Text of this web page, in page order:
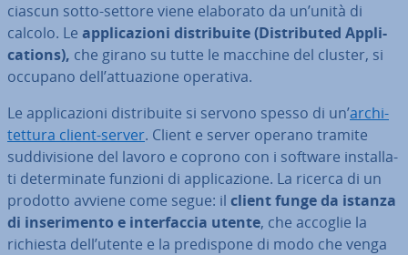
ciascun sotto-settore viene elaborato da un’unità di
calcolo. Le ap­pli­ca­zio­ni di­stri­bui­te (Di­stri­bu­ted Ap­pli­
ca­tions), che girano su tutte le macchine del cluster, si
occupano dell’at­tua­zio­ne operativa.
Le ap­pli­ca­zio­ni di­stri­bui­te si servono spesso di un’ar­chi­
tet­tu­ra client-server. Client e server operano tramite
sud­di­vi­sio­ne del lavoro e coprono con i software in­stal­la­
ti de­ter­mi­na­te funzioni di ap­pli­ca­zio­ne. La ricerca di un
prodotto avviene come segue: il client funge da istanza
di in­se­ri­men­to e in­ter­fac­cia utente, che accoglie la
richiesta dell’utente e la pre­di­spo­ne di modo che venga